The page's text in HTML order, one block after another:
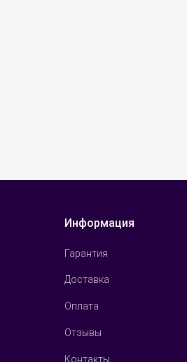
Информация
Гарантия
Доставка
Оплата
Отзывы
Контакты